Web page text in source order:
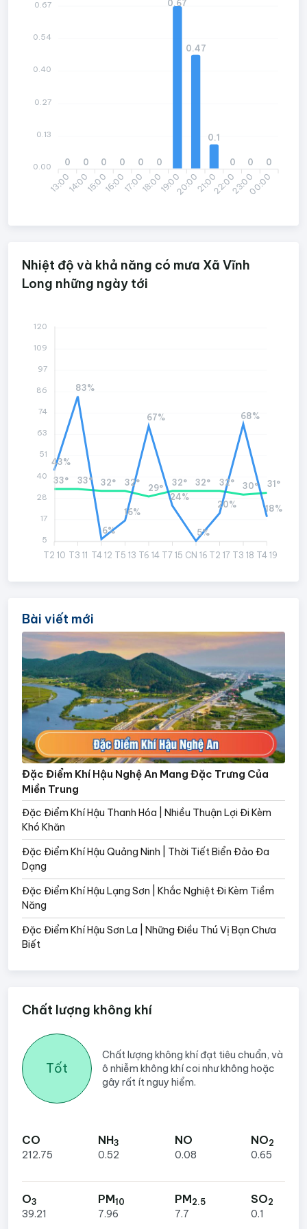
13:0014:0015:0016:0017:0018:0019:0020:0021:0022:0023:0000:00
0 0 0 0 0 0
0.67
0.47
0.1
0 0 0
0.67
0.54
0.40
0.27
0.13
0.00
Nhiệt độ và khả năng có mưa Xã Vĩnh
Long những ngày tới
T2 10 T3 11 T4 12 T5 13 T6 14 T7 15 CN 16 T2 17 T3 18 T4 19
33° 33° 32° 32°
29°
32° 32° 32° 30° 31°
43%
83%
6%
16%
67%
24%
5%
20%
68%
18%
120
109
97
86
74
63
51
40
28
17
5
Bài viết mới
Đặc Điểm Khí Hậu Nghệ An Mang Đặc Trưng Của
Miền Trung
Đặc Điểm Khí Hậu Thanh Hóa | Nhiều Thuận Lợi Đi Kèm
Khó Khăn
Đặc Điểm Khí Hậu Quảng Ninh | Thời Tiết Biển Đảo Đa
Dạng
Đặc Điểm Khí Hậu Lạng Sơn | Khắc Nghiệt Đi Kèm Tiềm
Năng
Đặc Điểm Khí Hậu Sơn La | Những Điều Thú Vị Bạn Chưa
Biết
Chất lượng không khí
Tốt
Chất lượng không khí đạt tiêu chuẩn, và
ô nhiễm không khí coi như không hoặc
gây rất ít nguy hiểm.
CO
212.75
NH3
0.52
NO
0.08
NO2
0.65
O3
39.21
PM10
7.96
PM2.5
7.7
SO2
0.1